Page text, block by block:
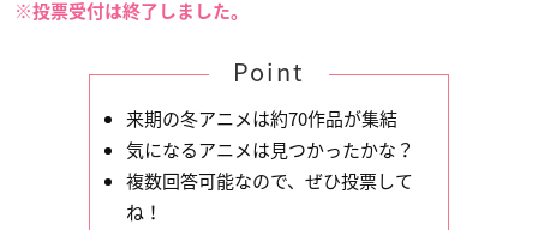
※投票受付は終了しました。
Point
来期の冬アニメは約70作品が集結
気になるアニメは見つかったかな？
複数回答可能なので、ぜひ投票して
ね！